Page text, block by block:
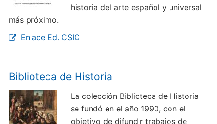
historia del arte español y universal
más próximo.
Enlace Ed. CSIC
Biblioteca de Historia
La colección Biblioteca de Historia
se fundó en el año 1990, con el
objetivo de difundir trabajos de